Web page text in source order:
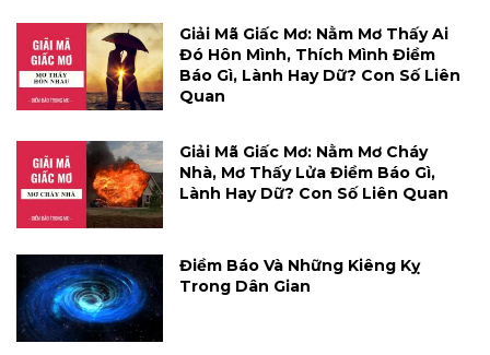
Giải Mã Giấc Mơ: Nằm Mơ Thấy Ai
Đó Hôn Mình, Thích Mình Điềm
Báo Gì, Lành Hay Dữ? Con Số Liên
Quan
Giải Mã Giấc Mơ: Nằm Mơ Cháy
Nhà, Mơ Thấy Lửa Điềm Báo Gì,
Lành Hay Dữ? Con Số Liên Quan
Điềm Báo Và Những Kiêng Kỵ
Trong Dân Gian